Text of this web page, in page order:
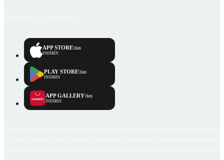
APP STORE'dan
İNDİRİN
PLAY STORE'dan
İNDİRİN
APP GALLERY'den
İNDİRİN